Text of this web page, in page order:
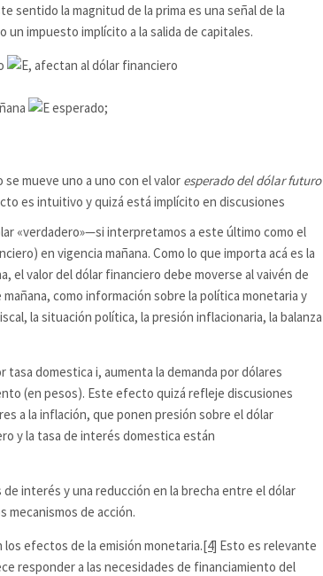
sentido la magnitud de la prima es una señal de la
impuesto implícito a la salida de capitales.
, afectan al dólar financiero
esperado;
mueve uno a uno con el valor esperado del dólar futuro
es intuitivo y quizá está implícito en discusiones
«verdadero»—si interpretamos a este último como el
en vigencia mañana. Como lo que importa acá es la
el valor del dólar financiero debe moverse al vaivén de
como información sobre la política monetaria y
la situación política, la presión inflacionaria, la balanza
domestica i, aumenta la demanda por dólares
(en pesos). Este efecto quizá refleje discusiones
a la inflación, que ponen presión sobre el dólar
y la tasa de interés domestica están
interés y una reducción en la brecha entre el dólar
mecanismos de acción.
efectos de la emisión monetaria.[4] Esto es relevante
responder a las necesidades de financiamiento del